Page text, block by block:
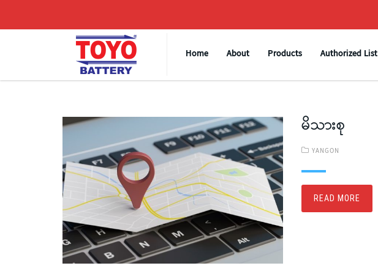
Home About Products Authorized List
မိသားစု
YANGON
READ MORE